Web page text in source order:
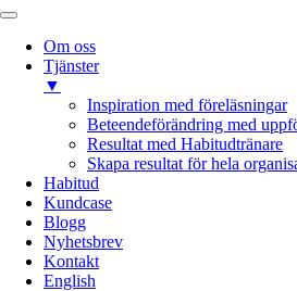
Om oss
Tjänster
▼
Inspiration med föreläsningar
Beteendeförändring med
Resultat med Habitudtränare
Skapa resultat för hela
Habitud
Kundcase
Blogg
Nyhetsbrev
Kontakt
English